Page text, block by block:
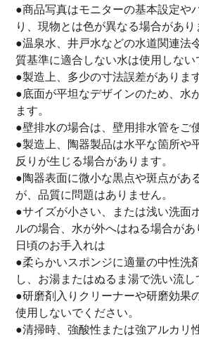
●商品写真はモニターの基本設定や
り、現物とは色が異なる場合があり
●温泉水、井戸水などの水道関連法
質基準に適合しない水は使用しない
●製造上、多少の寸法誤差がありま
●底面が平坦なデザインのため、水
ます。
●壁排水の場合は、壁用排水管をご
●製造上、陶器製品は水平な箇所や
反りが生じる場合があります。
●陶器表面に微小な黒点や斑点があ
が、品質に問題はありません。
●サイズが小さい、または浅い洗面
ルの場合、水が外へはねる場合があ
日頃のお手入れは
●柔らかいスポンジに適量の中性洗
し、お湯またはぬるま湯で洗い流し
●研磨剤入りクリーナーや研磨効果
使用しないでください。
●清掃時、強酸性または強アルカリ